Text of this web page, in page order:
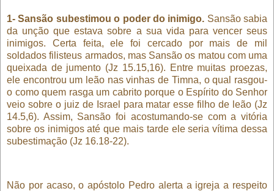
1- Sansão subestimou o poder do inimigo. Sansão sabia
da unção que estava sobre a sua vida para vencer seus
inimigos. Certa feita, ele foi cercado por mais de mil
soldados filisteus armados, mas Sansão os matou com uma
queixada de jumento (Jz 15.15,16). Entre muitas proezas,
ele encontrou um leão nas vinhas de Timna, o qual rasgou-
o como quem rasga um cabrito porque o Espírito do Senhor
veio sobre o juiz de Israel para matar esse filho de leão (Jz
14.5,6). Assim, Sansão foi acostumando-se com a vitória
sobre os inimigos até que mais tarde ele seria vítima dessa
subestimação (Jz 16.18-22).
Não por acaso, o apóstolo Pedro alerta a igreja a respeito